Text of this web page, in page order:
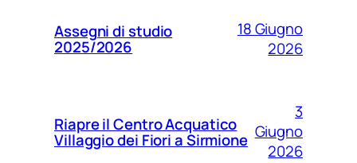
Assegni di studio
2025/2026
18 Giugno
2026
Riapre il Centro Acquatico
Villaggio dei Fiori a Sirmione
3
Giugno
2026